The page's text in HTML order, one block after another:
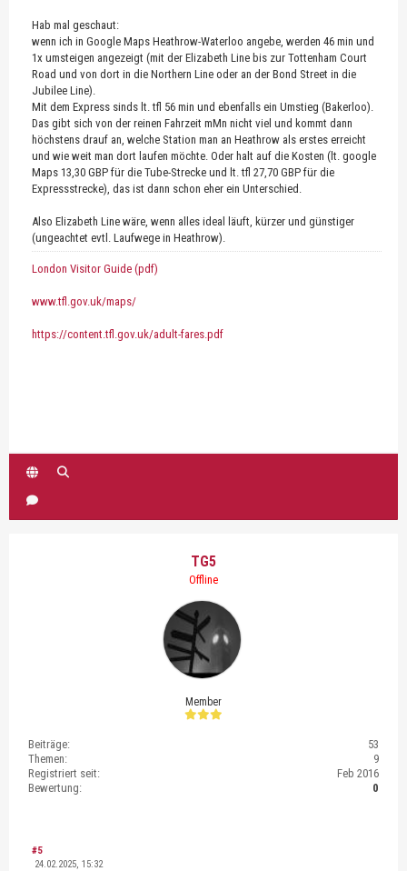
Hab mal geschaut:
wenn ich in Google Maps Heathrow-Waterloo angebe, werden 46 min und
1x umsteigen angezeigt (mit der Elizabeth Line bis zur Tottenham Court
Road und von dort in die Northern Line oder an der Bond Street in die
Jubilee Line).
Mit dem Express sinds lt. tfl 56 min und ebenfalls ein Umstieg (Bakerloo).
Das gibt sich von der reinen Fahrzeit mMn nicht viel und kommt dann
höchstens drauf an, welche Station man an Heathrow als erstes erreicht
und wie weit man dort laufen möchte. Oder halt auf die Kosten (lt. google
Maps 13,30 GBP für die Tube-Strecke und lt. tfl 27,70 GBP für die
Expressstrecke), das ist dann schon eher ein Unterschied.
Also Elizabeth Line wäre, wenn alles ideal läuft, kürzer und günstiger
(ungeachtet evtl. Laufwege in Heathrow).
London Visitor Guide (pdf)
www.tfl.gov.uk/maps/
https://content.tfl.gov.uk/adult-fares.pdf
TG5
Offline
Member
Beiträge:
53
Themen:
9
Registriert seit:
Feb 2016
Bewertung:
0
#5
24.02.2025, 15:32